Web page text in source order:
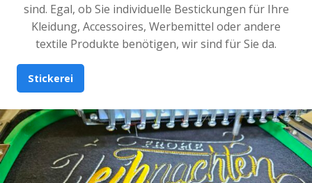
sind. Egal, ob Sie individuelle Bestickungen für Ihre
Kleidung, Accessoires, Werbemittel oder andere
textile Produkte benötigen, wir sind für Sie da.
Stickerei